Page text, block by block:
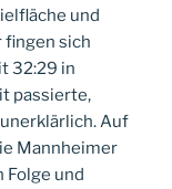
und
fingen sich
32:29 in
passierte,
Auf
Mannheimer
Folge und